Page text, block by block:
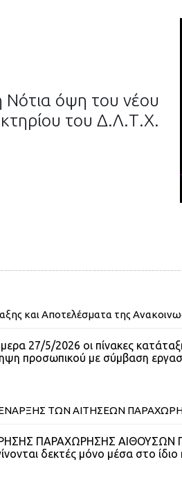
Νότια όψη του νέου
κτηρίου του Δ.Λ.Τ.Χ.
και Αποτελέσματα της
27/5/2026 οι πίνακες
προσωπικού με σύμβαση
ΤΩΝ ΑΙΤΗΣΕΩΝ
ΠΑΡΑΧΩΡΗΣΗΣ ΑΙΘΟΥΣΩΝ
δεκτές μόνο μέσα στο